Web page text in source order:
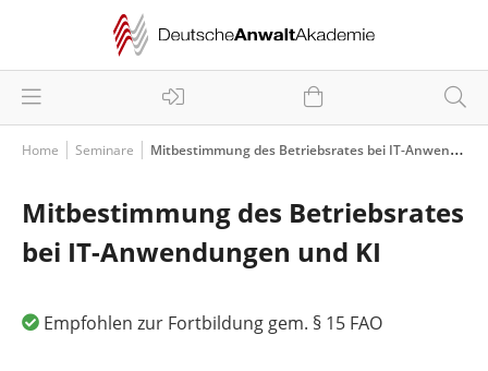
Home Seminare Mitbestimmung des Betriebsrates bei IT-Anwendungen und KI
Mitbestimmung des Betriebsrates
bei IT-Anwendungen und KI
Empfohlen zur Fortbildung gem. § 15 FAO